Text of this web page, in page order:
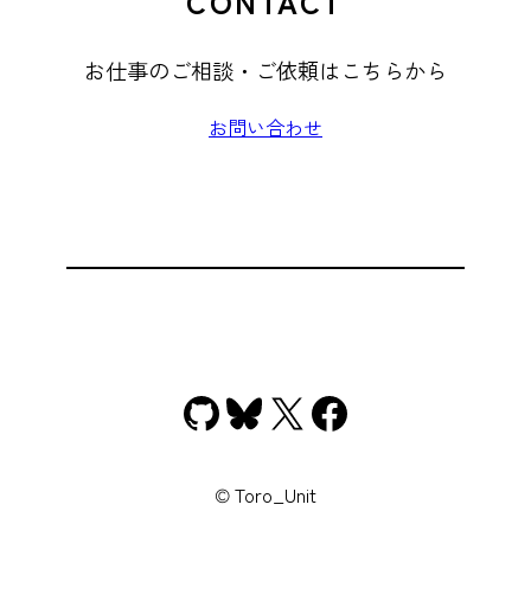
お仕事のご相談・ご依頼はこちらから
お問い合わせ
GitHub
Bluesky
X Facebook
© Toro_Unit